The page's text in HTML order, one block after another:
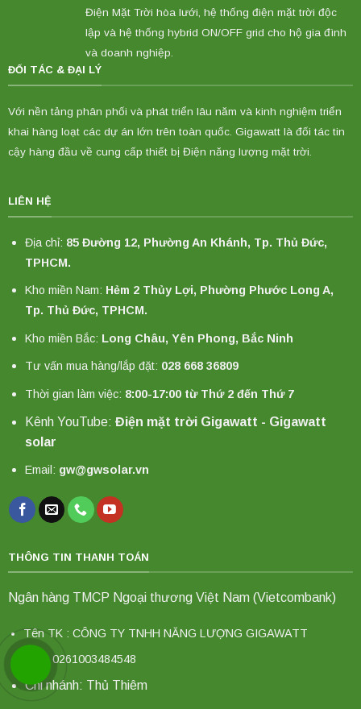
Điện Mặt Trời hòa lưới, hệ thống điện mặt trời độc
lập và hệ thống hybrid ON/OFF grid cho hộ gia đình
và doanh nghiệp.
ĐỐI TÁC & ĐẠI LÝ
Với nền tảng phân phối và phát triển lâu năm và kinh nghiệm triển
khai hàng loạt các dự án lớn trên toàn quốc. Gigawatt là đối tác tin
cậy hàng đầu về cung cấp thiết bị Điện năng lượng mặt trời.
LIÊN HỆ
Địa chỉ: 85 Đường 12, Phường An Khánh, Tp. Thủ Đức,
TPHCM.
Kho miền Nam: Hẻm 2 Thủy Lợi, Phường Phước Long A,
Tp. Thủ Đức, TPHCM.
Kho miền Bắc: Long Châu, Yên Phong, Bắc Ninh
Tư vấn mua hàng/lắp đặt: 028 668 36809
Thời gian làm việc: 8:00-17:00 từ Thứ 2 đến Thứ 7
Kênh YouTube: Điện mặt trời Gigawatt - Gigawatt
solar
Email: gw@gwsolar.vn
THÔNG TIN THANH TOÁN
Ngân hàng TMCP Ngoại thương Việt Nam (Vietcombank)
Tên TK : CÔNG TY TNHH NĂNG LƯỢNG GIGAWATT
STK: 0261003484548
Chi nhánh: Thủ Thiêm